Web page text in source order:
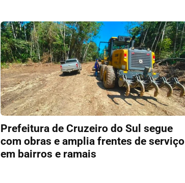
Prefeitura de Cruzeiro do Sul segue
com obras e amplia frentes de serviço
em bairros e ramais